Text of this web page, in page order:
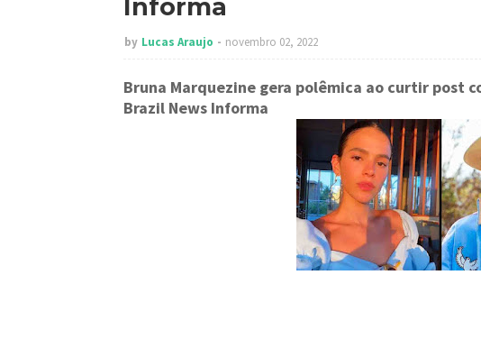
Informa
by Lucas Araujo novembro 02, 2022
Bruna Marquezine gera polêmica ao curtir post
Brazil News Informa